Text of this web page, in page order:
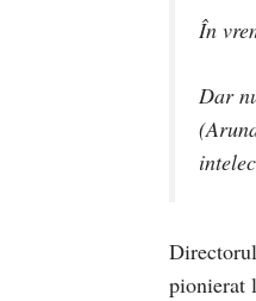
În
Dar
pionierat